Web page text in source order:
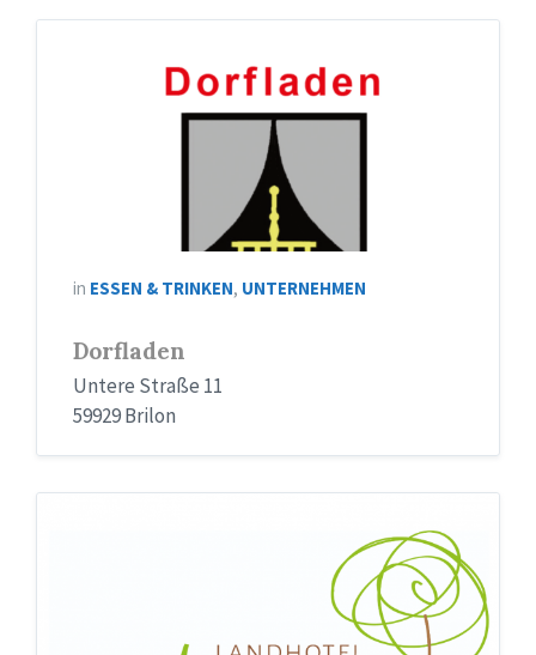
in ESSEN & TRINKEN, UNTERNEHMEN
Dorfladen
Untere Straße 11
59929 Brilon